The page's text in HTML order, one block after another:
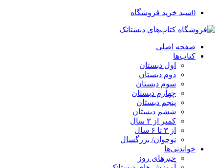
0سبد خرید فروشگاه
صفحه اصلی
کتاب‌ها
اول دبستان
دوم دبستان
سوم دبستان
چهارم دبستان
پنجم دبستان
ششم دبستان
کمتر از ۳ سال
از ۳ تا ۶ سال
نوجوان/ بزرگسال
خواندنی‌ها
خبرهای روز